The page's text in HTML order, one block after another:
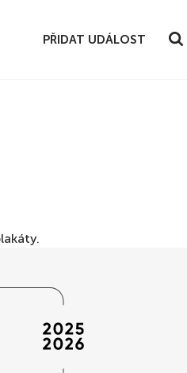
PŘIDAT UDÁLOST
.